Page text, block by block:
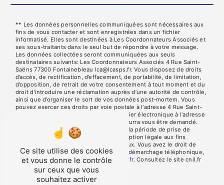
** Les données personnelles communiquées sont nécessaires aux
fins de vous contacter et sont enregistrées dans un fichier
informatisé. Elles sont destinées à Les Coordonnateurs Associés et
ses sous-traitants dans le seul but de répondre à votre message.
Les données collectées seront communiquées aux seuls
destinataires suivants: Les Coordonnateurs Associés 4 Rue Saint-
Saëns 77300 Fontainebleau lca@lcasps.fr. Vous disposez de droits
d’accès, de rectification, d’effacement, de portabilité, de limitation,
d’opposition, de retrait de votre consentement à tout moment et du
droit d’introduire une réclamation auprès d’une autorité de contrôle,
ainsi que d’organiser le sort de vos données post-mortem. Vous
pouvez exercer ces droits par voie postale à l'adresse 4 Rue Saint-
Saëns 77300 Fontainebleau ou par courrier électronique à l'adresse
lca@lcasps.fr. Un justificatif d'identité pourra vous être demandé.
Nous conservons vos données pendant la période de prise de
contact puis pendant la durée de prescription légale aux fins
probatoires et de gestion des contentieux. Vous avez le droit de
vous inscrire sur la liste d'opposition au démarchage téléphonique,
disponible à cette adresse:Bloctel.gouv.fr. Consultez le site cnil.fr
pour plus d’informations sur vos droits.
Ce site utilise des cookies
et vous donne le contrôle
sur ceux que vous
souhaitez activer